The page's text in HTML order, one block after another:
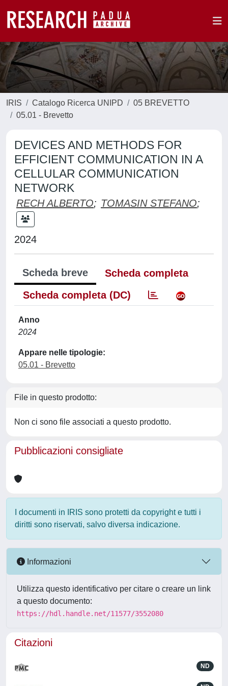
IRIS Catalogo Ricerca UNIPD
05 BREVETTO
05.01 - Brevetto
DEVICES AND METHODS FOR
EFFICIENT COMMUNICATION IN A
CELLULAR COMMUNICATION
NETWORK
RECH ALBERTO; TOMASIN STEFANO;
2024
Scheda breve
Scheda completa
Scheda completa (DC)
Anno
2024
Appare nelle tipologie:
05.01 - Brevetto
File in questo prodotto:
Non ci sono file associati a questo prodotto.
Pubblicazioni consigliate
I documenti in IRIS sono protetti da copyright e tutti i
diritti sono riservati, salvo diversa indicazione.
Informazioni
Utilizza questo identificativo per citare o creare un link
a questo documento:
https://hdl.handle.net/11577/3552080
Citazioni
ND